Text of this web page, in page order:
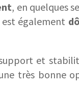
, en quelques
également
et
très bonne